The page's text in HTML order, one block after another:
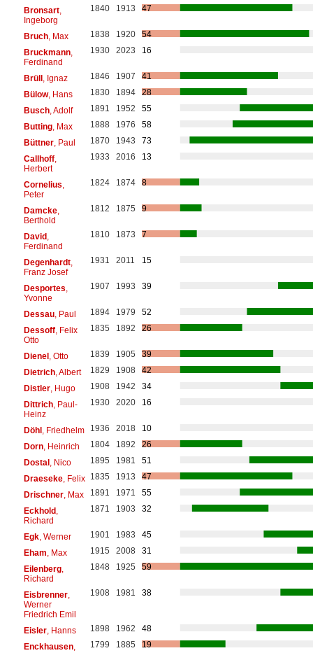
Bronsart,
Ingeborg
1840 1913 47
Bruch, Max 1838 1920
54
Bruckmann,
Ferdinand
1930 2023 16
Brüll, Ignaz 1846 1907
41
Bülow, Hans 1830 1894
28
Busch, Adolf 1891 1952
55
Butting, Max 1888 1976
58
Büttner, Paul 1870 1943
73
Callhoff,
Herbert
1933 2016 13
Cornelius
Peter
1824 1874 8
Damcke,
Berthold
1812 1875 9
David,
Ferdinand
1810 1873 7
Degenhardt,
Franz Josef
1931 2011 15
Desportes
Yvonne
1907 1993 39
Dessau, Paul 1894 1979
52
Dessoff, Felix
Otto
1835 1892 26
Dienel, Otto 1839 1905
39
Dietrich, Albert 1829 1908
42
Distler, Hugo 1908 1942
34
Dittrich, Paul-
Heinz
1930 2020 16
Döhl, Friedhelm 1936 2018
10
Dorn, Heinrich 1804 1892
26
Dostal, Nico 1895 1981
51
Draeseke, Felix 1835 1913
47
Drischner, Max 1891 1971
55
Eckhold,
Richard
1871 1903 32
Egk, Werner 1901 1983
45
Eham , Max 1915 2008
31
Eilenberg,
Richard
1848 1925 59
Eisbrenner,
Werner
Friedrich Emil
1908 1981 38
Eisler, Hanns 1898 1962
48
Enckhausen,
1799 1885 19